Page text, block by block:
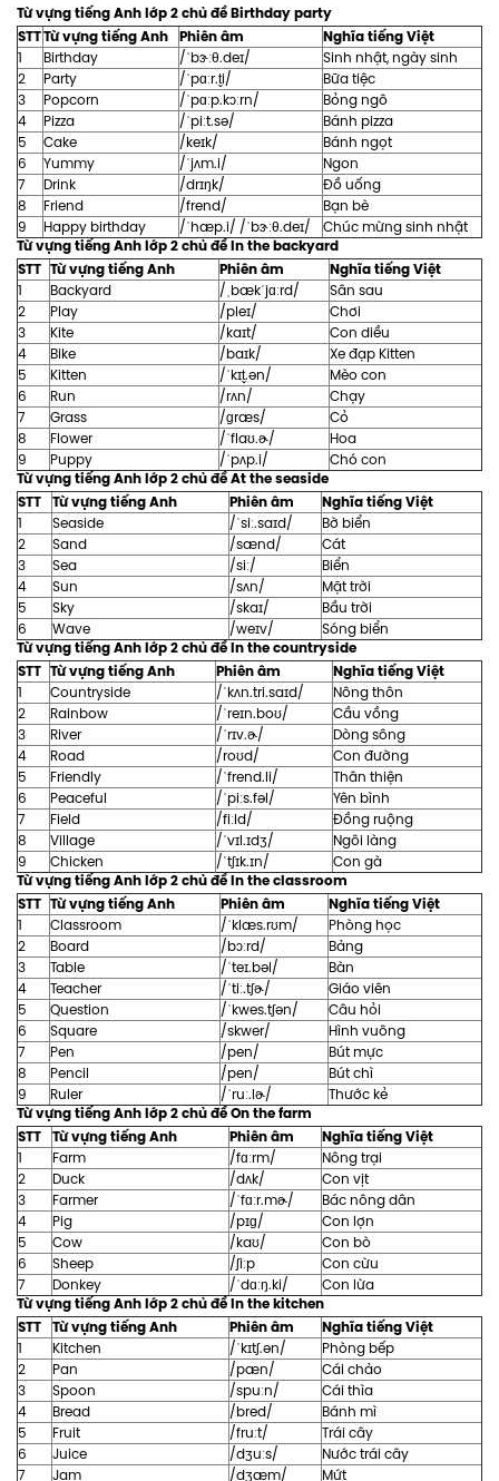
Từ vựng tiếng Anh lớp 2 chủ đề Birthday party
STTTừ vựng tiếng Anh Phiên âm Nghĩa tiếng Việt
1 Birthday /ˈbɝːθ.deɪ/
Sinh nhật, ngày sinh
2
Party /ˈpɑːr.t̬i/
Bữa tiệc
3
Popcorn /ˈpɑːp.kɔːrn/
Bỏng ngô
4
Pizza /ˈpiːt.sə/
Bánh pizza
5
Cake /keɪk/
Bánh ngọt
6
Yummy /ˈjʌm.i/
Ngon
7
Drink /drɪŋk/
Đồ uống
8
Friend /frend/
Bạn bè
9
Happy birthday /ˈhæp.i/ /ˈbɝːθ.deɪ/ Chúc mừng sinh nhật
Từ vựng tiếng Anh lớp 2 chủ đề In the backyard
STT Từ vựng tiếng Anh Phiên âm Nghĩa tiếng Việt
1 Backyard /ˌbækˈjɑːrd/
Sân sau
2
Play /pleɪ/
Chơi
3
Kite /kaɪt/
Con diều
4
Bike /baɪk/
Xe đạp Kitten
5
Kitten /ˈkɪt̬.ən/
Mèo con
6
Run /rʌn/
Chạy
7
Grass /ɡræs/
Cỏ
8
Flower /ˈflaʊ.ɚ/
Hoa
9
Puppy /ˈpʌp.i/ Chó con
Từ vựng tiếng Anh lớp 2 chủ đề At the seaside
STT Từ vựng tiếng Anh Phiên âm Nghĩa tiếng Việt
1 Seaside /ˈsiː.saɪd/
Bờ biển
2
Sand /sænd/
Cát
3
Sea /siː/
Biển
4
Sun /sʌn/
Mặt trời
5
Sky /skaɪ/
Bầu trời
6
Wave /weɪv/ Sóng biển
Từ vựng tiếng Anh lớp 2 chủ đề In the countryside
STT Từ vựng tiếng Anh Phiên âm Nghĩa tiếng Việt
1 Countryside /ˈkʌn.tri.saɪd/
Nông thôn
2
Rainbow /ˈreɪn.boʊ/
Cầu vồng
3
River /ˈrɪv.ɚ/
Dòng sông
4
Road /roʊd/
Con đường
5
Friendly /ˈfrend.li/
Thân thiện
6
Peaceful /ˈpiːs.fəl/
Yên bình
7
Field /fiːld/
Đồng ruộng
8
Village /ˈvɪl.ɪdʒ/
Ngôi làng
9
Chicken /ˈtʃɪk.ɪn/ Con gà
Từ vựng tiếng Anh lớp 2 chủ đề In the classroom
STT Từ vựng tiếng Anh Phiên âm Nghĩa tiếng Việt
1 Classroom /ˈklæs.rʊm/
Phòng học
2
Board /bɔːrd/
Bảng
3
Table /ˈteɪ.bəl/
Bàn
4
Teacher /ˈtiː.tʃɚ/
Giáo viên
5
Question /ˈkwes.tʃən/
Câu hỏi
6
Square /skwer/
Hình vuông
7
Pen /pen/
Bút mực
8
Pencil /pen/
Bút chì
9
Ruler /ˈruː.lɚ/ Thước kẻ
Từ vựng tiếng Anh lớp 2 chủ đề On the farm
STT Từ vựng tiếng Anh Phiên âm Nghĩa tiếng Việt
1 Farm /fɑːrm/
Nông trại
2
Duck /dʌk/
Con vịt
3
Farmer /ˈfɑːr.mɚ/
Bác nông dân
4
Pig /pɪɡ/
Con lợn
5
Cow /kaʊ/
Con bò
6
Sheep /ʃiːp
Con cừu
7
Donkey /ˈdɑːŋ.ki/ Con lừa
Từ vựng tiếng Anh lớp 2 chủ đề In the kitchen
STT Từ vựng tiếng Anh Phiên âm Nghĩa tiếng Việt
1 Kitchen /ˈkɪtʃ.ən/
Phòng bếp
2
Pan /pæn/
Cái chảo
3
Spoon /spuːn/
Cái thìa
4
Bread /bred/
Bánh mì
5
Fruit /fruːt/
Trái cây
6
Juice /dʒuːs/
Nước trái cây
7
Jam /dʒæm/ Mứt